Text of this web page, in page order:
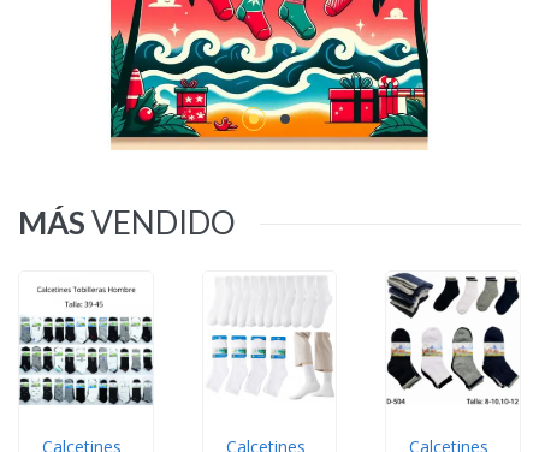
COMPRAR AHORA
MÁSVENDIDO
Calcetines
Calcetines
Calcetines